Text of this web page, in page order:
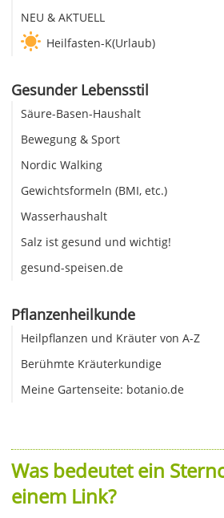
NEU & AKTUELL
Heilfasten-K(Urlaub)
Gesunder Lebensstil
Säure-Basen-Haushalt
Bewegung & Sport
Nordic Walking
Gewichtsformeln (BMI, etc.)
Wasserhaushalt
Salz ist gesund und wichtig!
gesund-speisen.de
Pflanzenheilkunde
Heilpflanzen und Kräuter von A-Z
Berühmte Kräuterkundige
Meine Gartenseite: botanio.de
Was bedeutet ein
einem Link?